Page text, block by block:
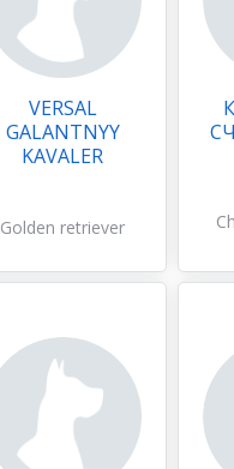
VERSAL
GALANTNYY
KAVALER
Golden retriever